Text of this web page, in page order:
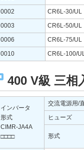
0002
CR6L-30/UL
0003
CR6L-50/UL
0006
CR6L-75/UL
0010
CR6L-100/
400 V級 三相
インバータ
形式
CIMR-JA4A
□□□□
交流電源用/
ヒューズ
形式